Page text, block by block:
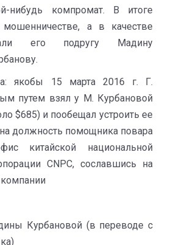
нибудь компромат. В итоге
мошенничестве, а в качестве
его подругу Мадину
якобы 15 марта 2016 г. Г.
путем взял у М. Курбановой
$685) и пообещал устроить ее
должность помощника повара
китайской национальной
CNPC, сославшись на
Курбановой (в переводе с